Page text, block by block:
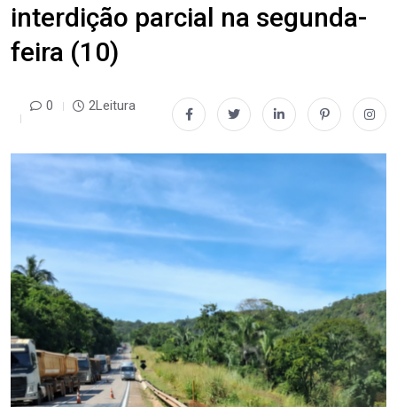
interdição parcial na segunda-
feira (10)
0 2Leitura